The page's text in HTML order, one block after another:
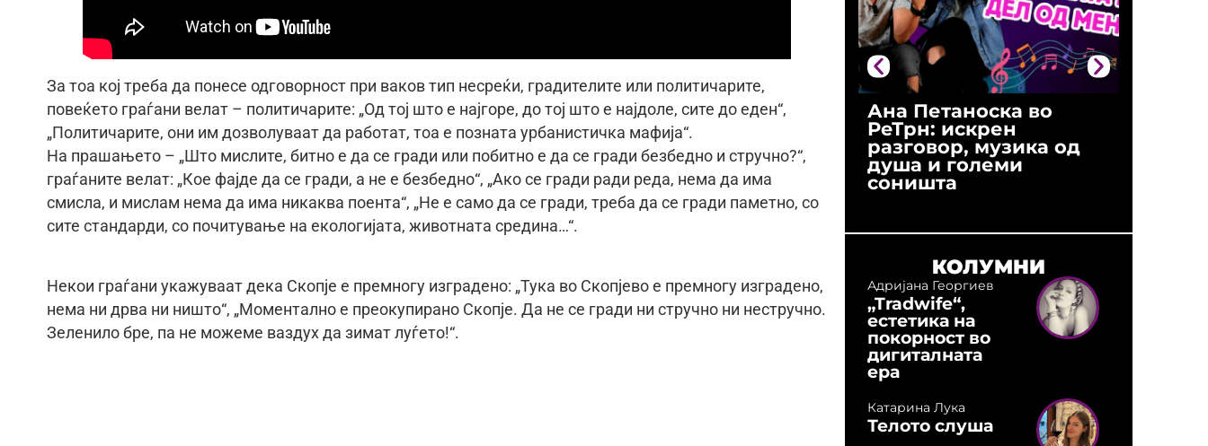
За тоа кој треба да понесе одговорност при ваков тип несреќи, градителите или политичарите,
повеќето граѓани велат – политичарите: „Од тој што е најгоре, до тој што е најдоле, сите до еден“,
„Политичарите, они им дозволуваат да работат, тоа е позната урбанистичка мафија“.
На прашањето – „Што мислите, битно е да се гради или побитно е да се гради безбедно и стручно?“,
граѓаните велат: „Кое фајде да се гради, а не е безбедно“, „Ако се гради ради реда, нема да има
смисла, и мислам нема да има никаква поента“, „Не е само да се гради, треба да се гради паметно, со
сите стандарди, со почитување на екологијата, животната средина…“.
Некои граѓани укажуваат дека Скопје е премногу изградено: „Тука во Скопјево е премногу изградено,
нема ни дрва ни ништо“, „Моментално е преокупирано Скопје. Да не се гради ни стручно ни нестручно.
Зеленило бре, па не можеме ваздух да зимат луѓето!“.
Ана Петаноска во
РеТрн: искрен
разговор, музика од
душа и големи
соништа
КОЛУМНИ
Адријана Георгиев
„Tradwife“,
естетика на
покорност во
дигиталната
ера
Катарина Лука
Телото слуша